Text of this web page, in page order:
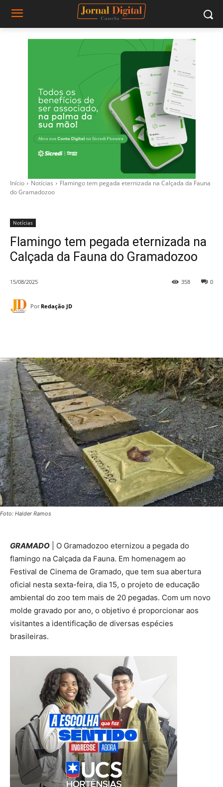
Início Notícias
Flamingo tem pegada eternizada na Calçada da Fauna
do Gramadozoo
Notícias
Flamingo tem pegada eternizada na
Calçada da Fauna do Gramadozoo
15/08/2025 0
358
Por Redação JD
Foto: Halder Ramos
GRAMADO | O Gramadozoo eternizou a pegada do
flamingo na Calçada da Fauna. Em homenagem ao
Festival de Cinema de Gramado, que tem sua abertura
oficial nesta sexta-feira, dia 15, o projeto de educação
ambiental do zoo tem mais de 20 pegadas. Com um novo
molde gravado por ano, o objetivo é proporcionar aos
visitantes a identificação de diversas espécies
brasileiras.